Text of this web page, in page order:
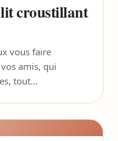
lit croustillant
vous faire
amis, qui
tout…